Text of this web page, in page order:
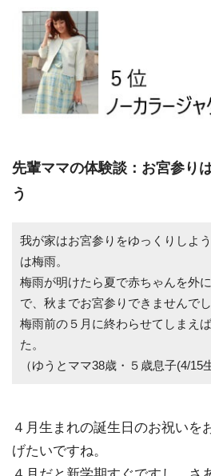
先輩ママの体験談：お宮参り
う
我が家はお宮参りをゆっくりしよ
は梅雨。
梅雨が明けたら夏で赤ちゃんを外
で、秋までお宮参りできませんでし
梅雨前の５月に終わらせてしまえ
た。
（ゆうとママ38歳・５歳息子(4/15
４月生まれの誕生日のお祝いを
げたいですね。